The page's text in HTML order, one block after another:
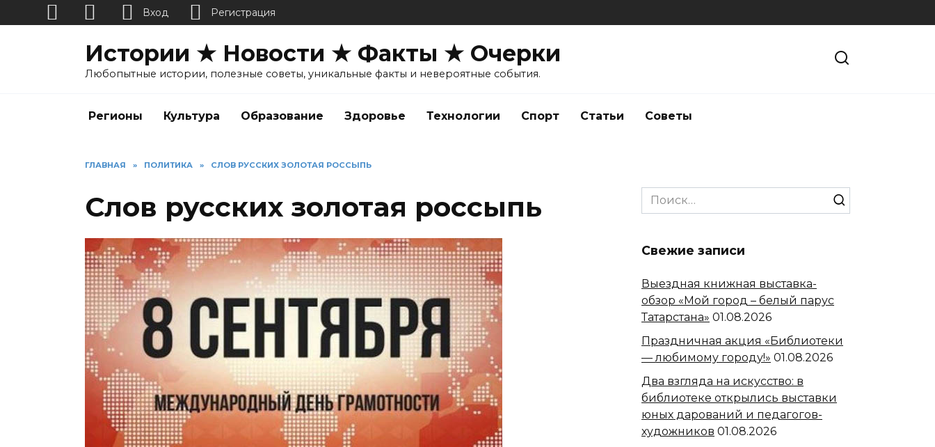
Истории ★ Новости ★ Факты ★ Очерки
Любопытные истории, полезные советы, уникальные факты и невероятные события.
Регионы Культура Образование Здоровье Технологии Спорт Статьи Советы
ГЛАВНАЯ » ПОЛИТИКА » СЛОВ РУССКИХ ЗОЛОТАЯ РОССЫПЬ
Слов русских золотая россыпь
Search
for:
Свежие записи
Выездная книжная выставка-
обзор «Мой город – белый парус
Татарстана» 01.08.2026
Праздничная акция «Библиотеки
— любимому городу!» 01.08.2026
Два взгляда на искусство: в
библиотеке открылись выставки
юных дарований и педагогов-
художников 01.08.2026
Вход Регистрация